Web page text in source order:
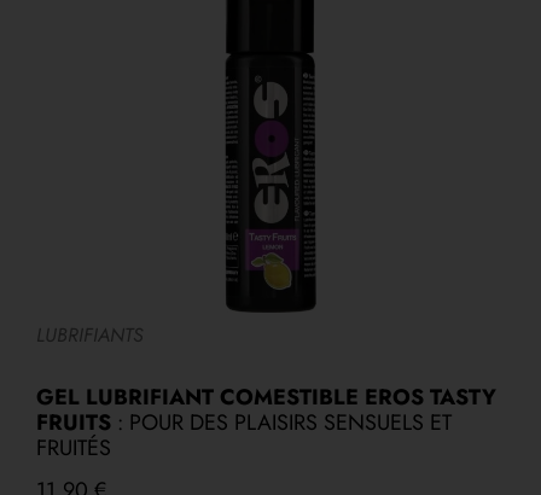
LUBRIFIANTS
GEL LUBRIFIANT COMESTIBLE EROS TASTY
FRUITS : POUR DES PLAISIRS SENSUELS ET
FRUITÉS